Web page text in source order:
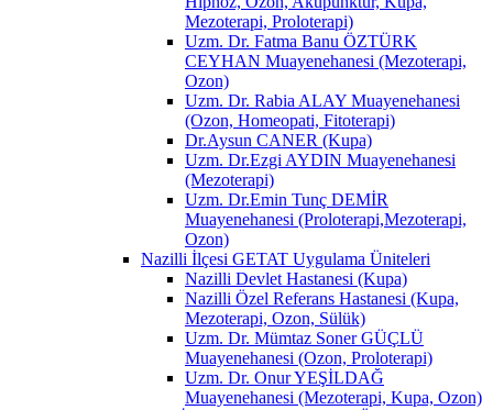
Mezoterapi, Proloterapi)
Uzm. Dr. Fatma Banu ÖZTÜRK
CEYHAN Muayenehanesi (Mezoterapi,
Ozon)
Uzm. Dr. Rabia ALAY Muayenehanesi
(Ozon, Homeopati, Fitoterapi)
Dr.Aysun CANER (Kupa)
Uzm. Dr.Ezgi AYDIN Muayenehanesi
(Mezoterapi)
Uzm. Dr.Emin Tunç DEMİR
Muayenehanesi (Proloterapi,Mezoterapi,
Ozon)
Nazilli İlçesi GETAT Uygulama Üniteleri
Nazilli Devlet Hastanesi (Kupa)
Nazilli Özel Referans Hastanesi (Kupa,
Mezoterapi, Ozon, Sülük)
Uzm. Dr. Mümtaz Soner GÜÇLÜ
Muayenehanesi (Ozon, Proloterapi)
Uzm. Dr. Onur YEŞİLDAĞ
Muayenehanesi (Mezoterapi, Kupa, Ozon)